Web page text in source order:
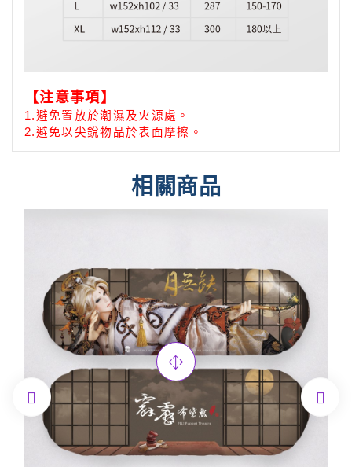
【注意事項】
1.避免置放於潮濕及火源處。
2.避免以尖銳物品於表面摩擦。
相關商品
 